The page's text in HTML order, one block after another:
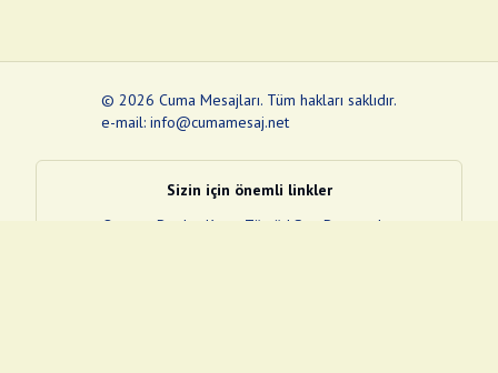
© 2026 Cuma Mesajları. Tüm hakları saklıdır.
e-mail: info@cumamesaj.net
Sizin için önemli linkler
Quran
e-Devlet Kapısı Tüvtürk Son Depremler